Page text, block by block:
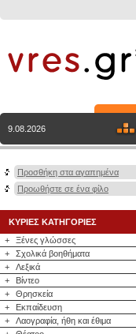
9.08.2026
Προσθήκη στα αγαπημένα
Προωθήστε σε ένα φίλο
ΚΥΡΙΕΣ ΚΑΤΗΓΟΡΙΕΣ
+
Ξένες γλώσσες
+
Σχολικά βοηθήματα
+
Λεξικά
+
Βίντεο
+
Θρησκεία
+
Εκπαίδευση
+
Λαογραφία, ήθη και έθιμα